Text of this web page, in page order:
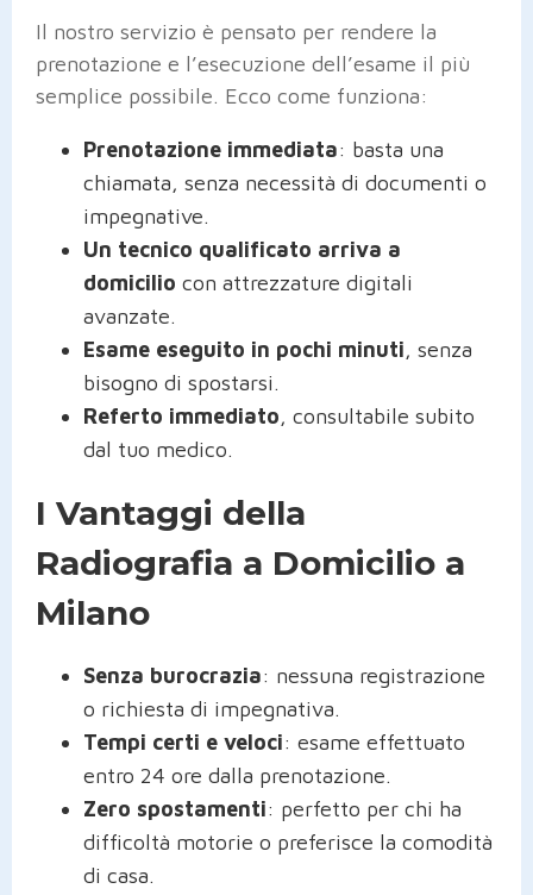
Il nostro servizio è pensato per rendere la
prenotazione e l’esecuzione dell’esame il più
semplice possibile. Ecco come funziona:
Prenotazione immediata: basta una
chiamata, senza necessità di documenti o
impegnative.
Un tecnico qualificato arriva a
domicilio con attrezzature digitali
avanzate.
Esame eseguito in pochi minuti, senza
bisogno di spostarsi.
Referto immediato, consultabile subito
dal tuo medico.
I Vantaggi della
Radiografia a Domicilio a
Milano
Senza burocrazia: nessuna registrazione
o richiesta di impegnativa.
Tempi certi e veloci: esame effettuato
entro 24 ore dalla prenotazione.
Zero spostamenti: perfetto per chi ha
difficoltà motorie o preferisce la comodità
di casa.